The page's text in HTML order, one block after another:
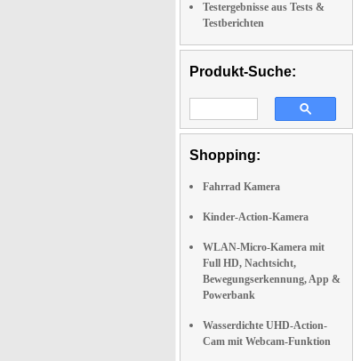
Testergebnisse aus Tests &
Testberichten
Produkt-Suche:
Shopping:
Fahrrad Kamera
Kinder-Action-Kamera
WLAN-Micro-Kamera mit
Full HD, Nachtsicht,
Bewegungserkennung, App &
Powerbank
Wasserdichte UHD-Action-
Cam mit Webcam-Funktion